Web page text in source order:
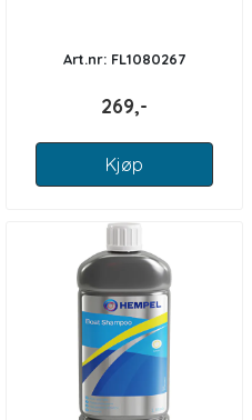
Art.nr: FL1080267
269,-
Kjøp